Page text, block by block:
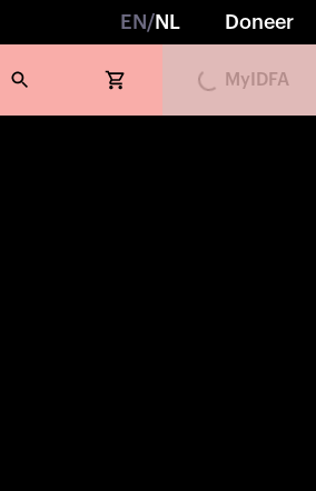
EN /NL Doneer
Loading...
MyIDFA